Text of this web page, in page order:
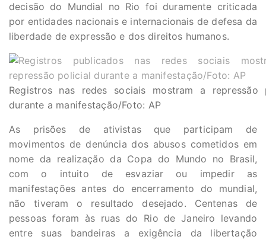
decisão do Mundial no Rio foi duramente criticada
por entidades nacionais e internacionais de defesa da
liberdade de expressão e dos direitos humanos.
Registros nas redes sociais mostram a repressão
durante a manifestação/Foto: AP
As prisões de ativistas que participam de
movimentos de denúncia dos abusos cometidos em
nome da realização da Copa do Mundo no Brasil,
com o intuito de esvaziar ou impedir as
manifestações antes do encerramento do mundial,
não tiveram o resultado desejado. Centenas de
pessoas foram às ruas do Rio de Janeiro levando
entre suas bandeiras a exigência da libertação